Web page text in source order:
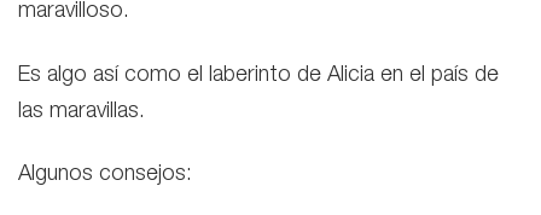
maravilloso.
Es algo así como el laberinto de Alicia en el país de
las maravillas.
Algunos consejos: